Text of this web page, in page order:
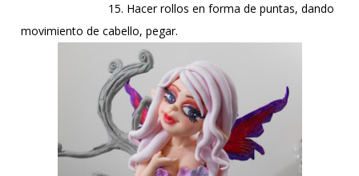
15. Hacer rollos en forma de puntas, dando
movimiento de cabello, pegar.